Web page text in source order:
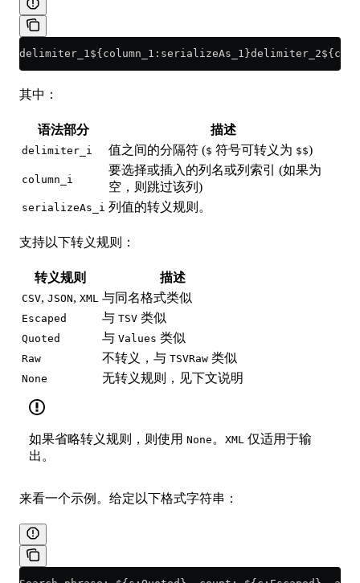
其中：
语法部分 描述
delimiter_i 值之间的分隔符 ($ 符号可转义为 $$)
column_i
要选择或插入的列名或列索引 (如果为
空，则跳过该列)
serializeAs_i 列值的转义规则。
支持以下转义规则：
转义规则 描述
CSV, JSON, XML 与同名格式类似
Escaped 与 TSV 类似
Quoted 与 Values 类似
Raw 不转义，与 TSVRaw 类似
None 无转义规则，见下文说明
如果省略转义规则，则使用 None 。 XML 仅适用于输
出。
来看一个示例。给定以下格式字符串：